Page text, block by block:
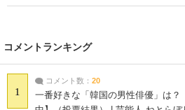
コメントランキング
1
コメント数： 20
一番好きな「韓国の男性俳優」は？